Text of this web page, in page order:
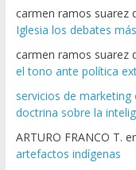
carmen ramos suarez
Iglesia los debates
carmen ramos suarez
el tono ante política
servicios de marketing
doctrina sobre la
ARTURO FRANCO T.
artefactos indígenas